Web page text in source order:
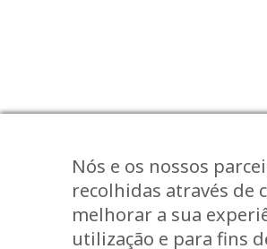
Nós e os nossos
recolhidas através de
melhorar a sua
utilização e para fins